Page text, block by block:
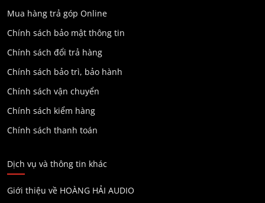
Mua hàng trả góp Online
Chính sách bảo mật thông tin
Chính sách đổi trả hàng
Chính sách bảo trì, bảo hành
Chính sách vận chuyển
Chính sách kiểm hàng
Chính sách thanh toán
Dịch vụ và thông tin khác
Giới thiệu về HOÀNG HẢI AUDIO